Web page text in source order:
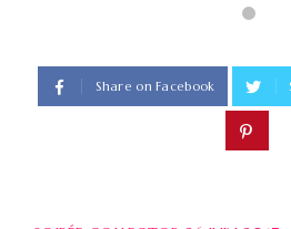
Share on Facebook